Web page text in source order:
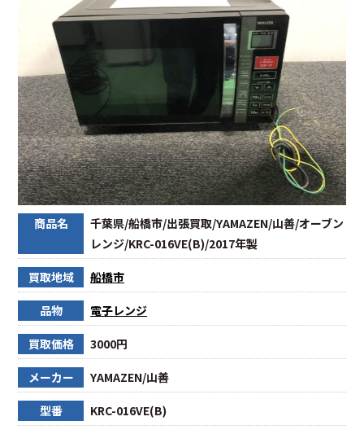
商品名
千葉県/船橋市/出張買取/YAMAZEN/山善/オーブン
レンジ/KRC-016VE(B)/2017年製
買取地域 船橋市
品物 電子レンジ
買取価格 3000円
メーカー YAMAZEN/山善
型番 KRC-016VE(B)